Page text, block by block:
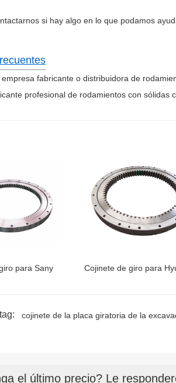
si hay algo en lo que podamos
fabricante o distribuidora de
profesional de rodamientos con sólidas
para Sany Cojinete de giro para
cojinete de la placa giratoria de la
el último precio? Le